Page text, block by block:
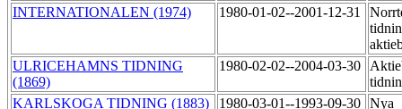
INTERNATIONALEN (1974)
1980-01-02--2001-12-31
ULRICEHAMNS TIDNING
(1869)
1980-02-02--2004-03-30
KARLSKOGA TIDNING (1883)
1980-03-01--1993-09-30 Nya